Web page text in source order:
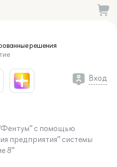
решения
Вход
с помощью
предприятия" системы
8"